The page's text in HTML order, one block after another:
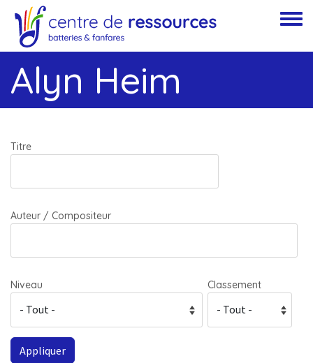
Aller au contenu principal
Toggle
Alyn Heim
Titre
Auteur / Compositeur
Niveau Classement